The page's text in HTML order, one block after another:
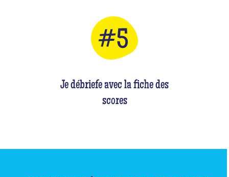
Je débriefe avec la fiche des
scores